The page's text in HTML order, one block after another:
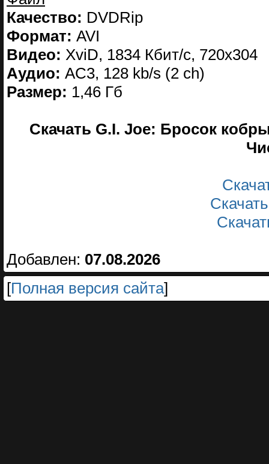
Качество: DVDRip
Формат: AVI
Видео: XviD, 1834 Кбит/с, 720x304
Аудио: AC3, 128 kb/s (2 ch)
Размер: 1,46 Гб
Скачать G.I. Joe: Бросок
Добавлен: 07.08.2026
[Полная версия сайта]